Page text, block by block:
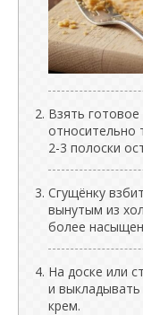
Взять
относительно
2-3 полоски
Сгущёнку
вынутым из
более
На доске или
и
крем.